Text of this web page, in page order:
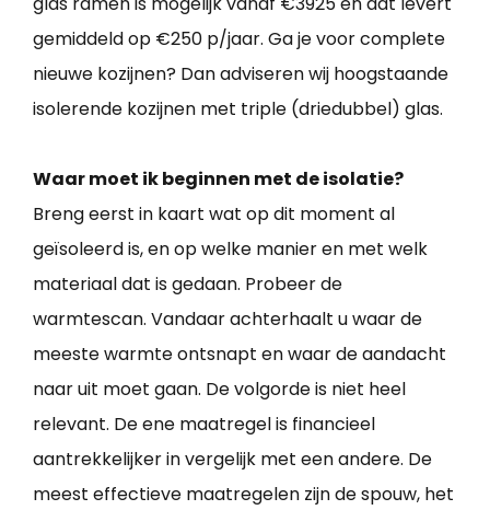
gemiddeld op €250 p/jaar. Ga je voor complete
nieuwe kozijnen? Dan adviseren wij hoogstaande
isolerende kozijnen met triple (driedubbel) glas.
Waar moet ik beginnen met de isolatie?
Breng eerst in kaart wat op dit moment al
geïsoleerd is, en op welke manier en met welk
materiaal dat is gedaan. Probeer de
warmtescan. Vandaar achterhaalt u waar de
meeste warmte ontsnapt en waar de aandacht
naar uit moet gaan. De volgorde is niet heel
relevant. De ene maatregel is financieel
aantrekkelijker in vergelijk met een andere. De
meest effectieve maatregelen zijn de spouw, het